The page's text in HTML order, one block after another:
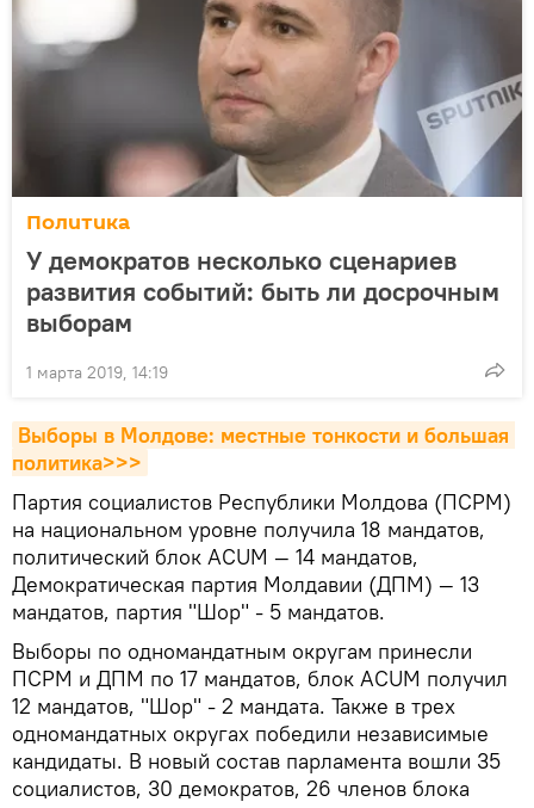
Политика
У демократов несколько сценариев
развития событий: быть ли досрочным
выборам
1 марта 2019, 14:19
Выборы в Молдове: местные тонкости и большая
политика>>>
Партия социалистов Республики Молдова (ПСРМ)
на национальном уровне получила 18 мандатов,
политический блок ACUM — 14 мандатов,
Демократическая партия Молдавии (ДПМ) — 13
мандатов, партия "Шор" - 5 мандатов.
Выборы по одномандатным округам принесли
ПСРМ и ДПМ по 17 мандатов, блок ACUM получил
12 мандатов, "Шор" - 2 мандата. Также в трех
одномандатных округах победили независимые
кандидаты. В новый состав парламента вошли 35
социалистов, 30 демократов, 26 членов блока